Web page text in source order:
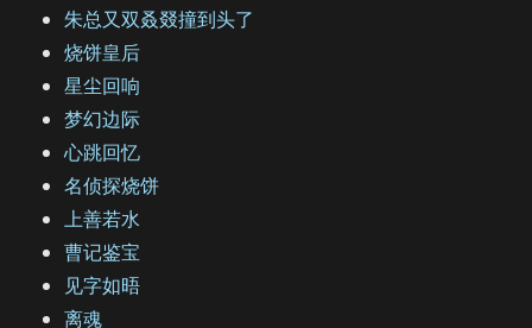
朱总又双叒叕撞到头了
烧饼皇后
星尘回响
梦幻边际
心跳回忆
名侦探烧饼
上善若水
曹记鉴宝
见字如晤
离魂